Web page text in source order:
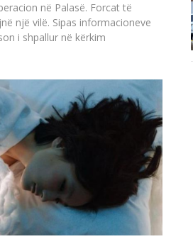
në Palasë. Forcat të
një vilë. Sipas informacioneve
i shpallur në kërkim